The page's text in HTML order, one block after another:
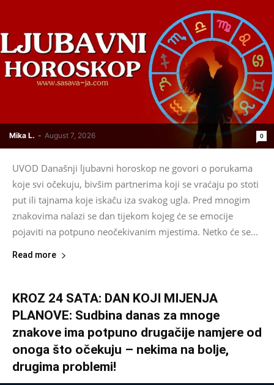
Mika L. - August 7, 2026 0
UVOD Današnji ljubavni horoskop ne govori o porukama
koje svi očekuju, bivšim partnerima koji se vraćaju po stoti
put ili tajnama koje iskaču iza svakog ugla. Pred mnogim
znakovima nalazi se dan tijekom kojeg će se emocije
pojaviti na potpuno neočekivanim mjestima. Netko će se...
Read more
KROZ 24 SATA: DAN KOJI MIJENJA
PLANOVE: Sudbina danas za mnoge
znakove ima potpuno drugačije namjere od
onoga što očekuju – nekima na bolje,
drugima problemi!